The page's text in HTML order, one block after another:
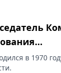
в 1970